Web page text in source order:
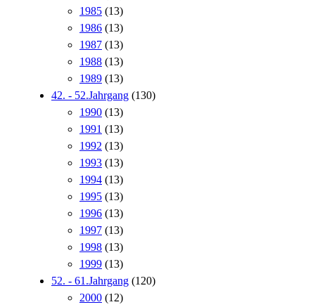
1985 (13)
1986 (13)
1987 (13)
1988 (13)
1989 (13)
42. - 52.Jahrgang (130)
1990 (13)
1991 (13)
1992 (13)
1993 (13)
1994 (13)
1995 (13)
1996 (13)
1997 (13)
1998 (13)
1999 (13)
52. - 61.Jahrgang (120)
2000 (12)